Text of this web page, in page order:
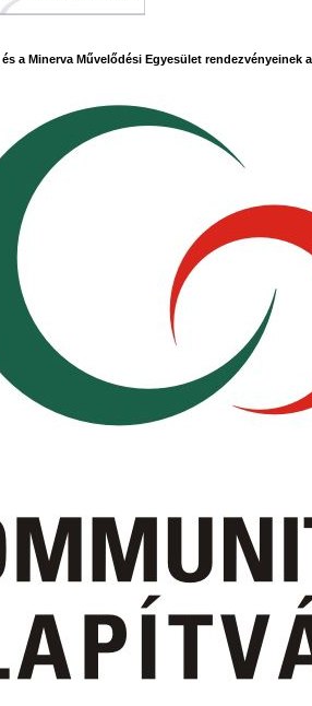
a Minerva Művelődési Egyesület rendezvényeinek